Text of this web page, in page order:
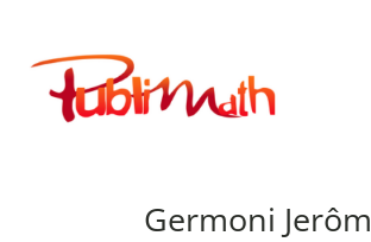
contenu
Publimath
Germoni